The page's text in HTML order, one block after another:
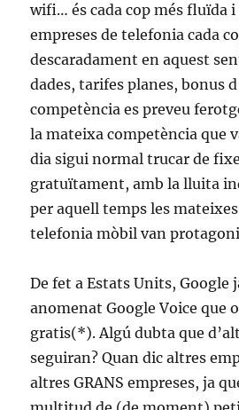
wifi… és cada cop més fluïda
empreses de telefonia cada
descaradament en aquest
dades, tarifes planes, bonus
competència es preveu
la mateixa competència que
dia sigui normal trucar de
gratuïtament, amb la lluita
per aquell temps les
telefonia mòbil van
De fet a Estats Units, Google
anomenat Google Voice que
gratis(*). Algú dubta que
seguiran? Quan dic altres
altres GRANS empreses, ja